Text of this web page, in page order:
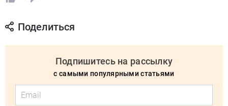
Поделиться
Подпишитесь на рассылку
с самыми популярными статьями